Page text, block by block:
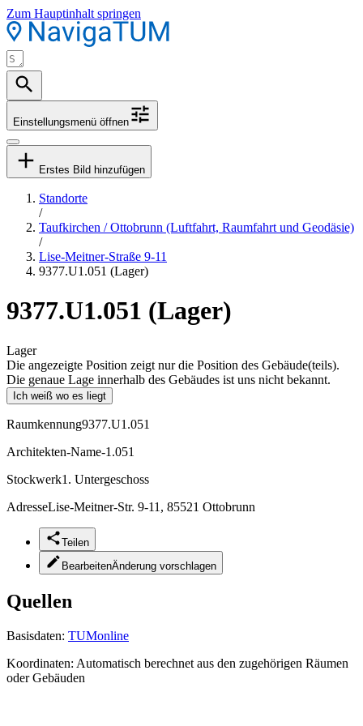
Zum Hauptinhalt springen
Einstellungsmenü öffnen
Erstes Bild hinzufügen
Standorte
/
Taufkirchen / Ottobrunn (Luftfahrt, Raumfahrt und Geodäsie)
/
Lise-Meitner-Straße 9-11
9377.U1.051 (Lager)
9377.U1.051 (Lager)
Lager
Die angezeigte Position zeigt nur die Position des Gebäude(teils).
Die genaue Lage innerhalb des Gebäudes ist uns nicht bekannt.
Ich weiß wo es liegt
Raumkennung9377.U1.051
Architekten-Name-1.051
Stockwerk1. Untergeschoss
AdresseLise-Meitner-Str. 9-11, 85521 Ottobrunn
Teilen
BearbeitenÄnderung vorschlagen
Quellen
Basisdaten: TUMonline
Koordinaten: Automatisch berechnet aus den zugehörigen Räumen
oder Gebäuden